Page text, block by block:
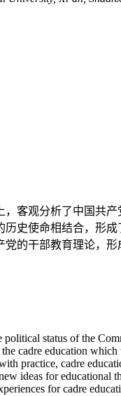
客观分析了中国共
史使命相结合，形
的干部教育理论，
status of the
cadre education
practice, cadre
ideas for educational
for cadre